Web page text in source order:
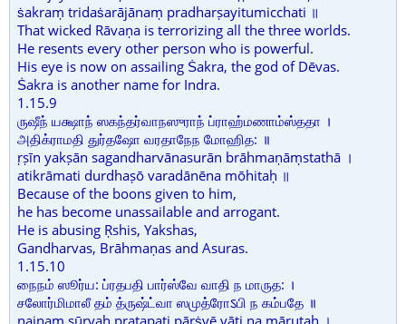
ṡakraṃ tridaṡarājānaṃ pradharṣayitumicchati ॥
That wicked Rāvaṇa is terrorizing all the three worlds.
He resents every other person who is powerful.
His eye is now on assailing Ṡakra, the god of Dēvas.
Ṡakra is another name for Indra.
1.15.9
ருஷீந் யக்ஷாந் ஸகந்தர்வாநஸுராந் ப்ராஹ்மணாம்ஸ்ததா ।
அதிக்ராமதி துர்தஷோ வரதாநேந மோஹித: ॥
ṛṣīn yakṣān sagandharvānasurān brāhmaṇāṃstathā ।
atikrāmati durdhaṣō varadānēna mōhitaḥ ॥
Because of the boons given to him,
he has become unassailable and arrogant.
He is abusing Ṛshis, Yakshas,
Gandharvas, Brāhmaṇas and Asuras.
1.15.10
நைநம் ஸூர்ய: ப்ரதபதி பார்ஸ்வே வாதி ந மாருத: ।
சலோர்மிமாலீ தம் த்ருஷ்ட்வா ஸமுத்ரோऽபி ந கம்பதே ॥
nainaṃ sūryaḥ pratapati pārṡvē vāti na mārutaḥ ।